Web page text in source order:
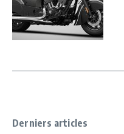
Derniers articles